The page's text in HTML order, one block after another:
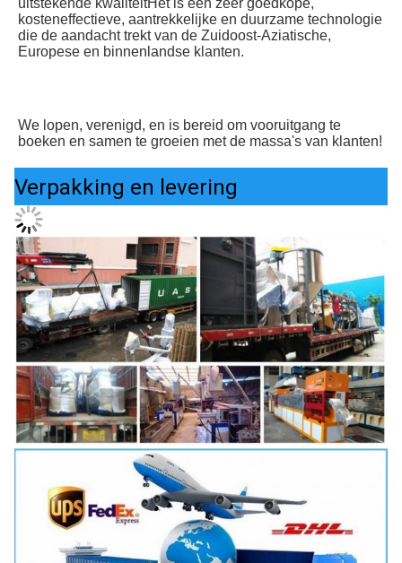
uitstekende kwaliteitHet is een zeer goedkope,
kosteneffectieve, aantrekkelijke en duurzame technologie
die de aandacht trekt van de Zuidoost-Aziatische,
Europese en binnenlandse klanten.
We lopen, verenigd, en is bereid om vooruitgang te
boeken en samen te groeien met de massa's van klanten!
Verpakking en levering